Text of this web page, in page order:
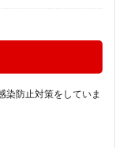
染防止対策をしていま